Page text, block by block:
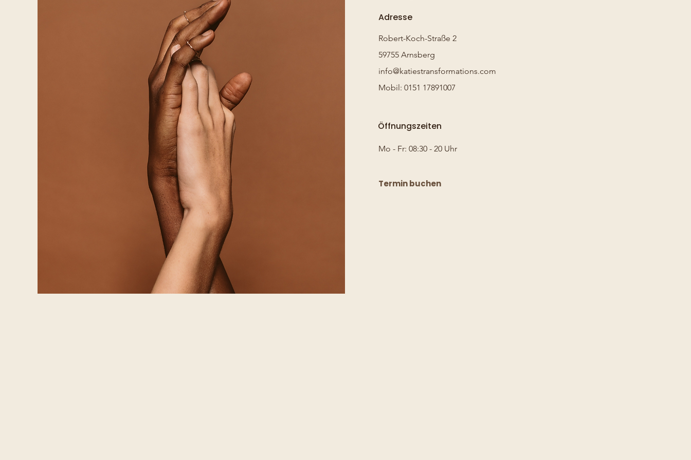
Adresse
Robert-Koch-Straße 2
59755 Arnsberg
info@katiestransformations.com
Mobil: 0151 17891007
Öffnungszeiten
Mo - Fr: 08:30 - 20 Uhr
Termin buchen